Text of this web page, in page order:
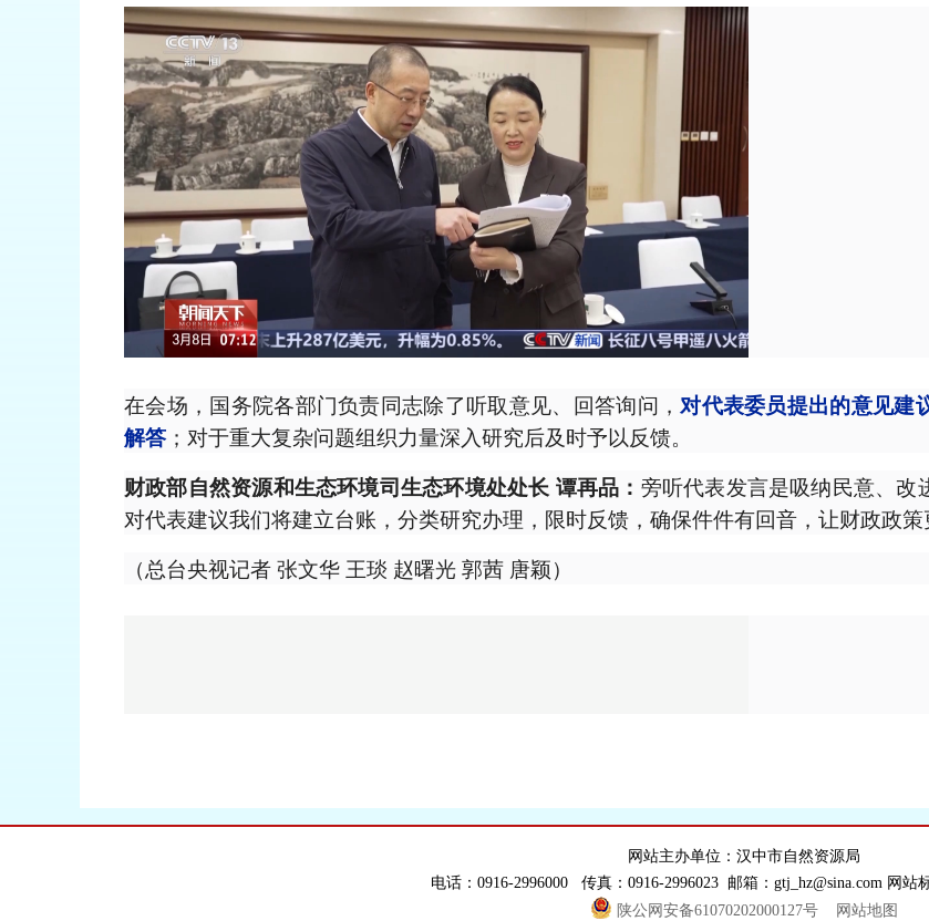
在会场，国务院各部门负责同志除了听取意见、回答询问， 对代表委员提出的意见建
解答；对于重大复杂问题组织力量深入研究后及时予以反馈。
财政部自然资源和生态环境司生态环境处处长 谭再品： 旁听代表发言是吸纳民意、改
对代表建议我们将建立台账，分类研究办理，限时反馈，确保件件有回音，让财政政策
（总台央视记者 张文华 王琰 赵曙光 郭茜 唐颖）
网站主办单位：汉中市自然资源局
电话：0916-2996000 传真：0916-2996023 邮箱：gtj_hz@sina.com 网站
陕公网安备61070202000127号
网站地图